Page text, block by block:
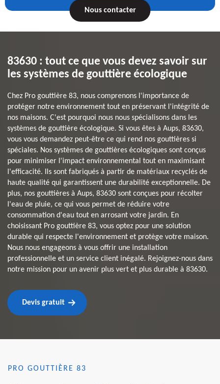
Nous contacter
83630 : tout ce que vous devez savoir sur
les systèmes de gouttière écologique
Chez Pro gouttière 83, nous comprenons l'importance de
protéger notre environnement tout en préservant l'intégrité de
nos maisons. C'est pourquoi nous nous spécialisons dans les
systèmes de gouttière écologique. Si vous êtes à Aups, 83630,
vous vous demandez peut-être ce qui rend nos gouttières si
spéciales. Nos systèmes de gouttières écologiques sont conçus
pour minimiser l'impact environnemental tout en maximisant
l'efficacité. Ils sont fabriqués à partir de matériaux recyclés de
haute qualité qui garantissent une durabilité exceptionnelle. De
plus, nos gouttières à Aups, 83630 sont conçues pour récolter
l'eau de pluie, ce qui vous permet de réduire votre
consommation d'eau tout en arrosant votre jardin. En
choisissant Pro gouttière 83, vous optez pour une solution
durable qui respecte l'environnement et protège votre maison.
Nous nous engageons à vous offrir une installation
professionnelle et un service client inégalé. Rejoignez-nous dans
notre mission pour un avenir plus vert et plus durable à 83630.
Devis gratuit
PRO GOUTTIÈRE 83